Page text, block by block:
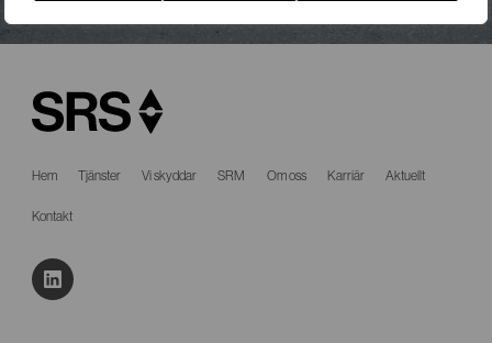
Hem Tjänster Vi skyddar SRM Om oss Karriär Aktuellt
Kontakt